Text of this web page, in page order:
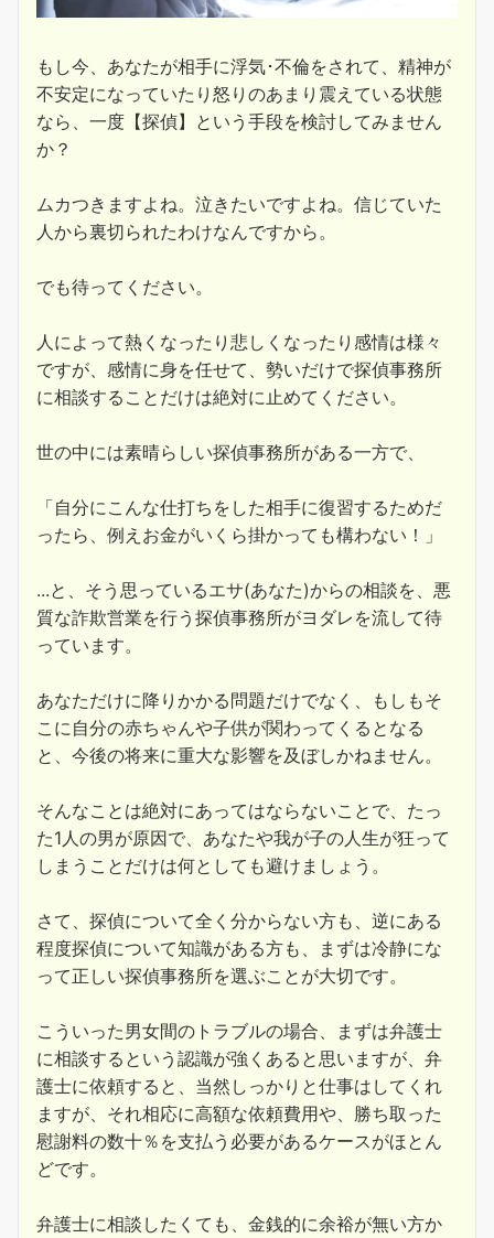
もし今、あなたが相手に浮気･不倫をされて、精神が
不安定になっていたり怒りのあまり震えている状態
なら、一度【探偵】という手段を検討してみません
か？
ムカつきますよね。泣きたいですよね。信じていた
人から裏切られたわけなんですから。
でも待ってください。
人によって熱くなったり悲しくなったり感情は様々
ですが、感情に身を任せて、勢いだけで探偵事務所
に相談することだけは絶対に止めてください。
世の中には素晴らしい探偵事務所がある一方で、
「自分にこんな仕打ちをした相手に復習するためだ
ったら、例えお金がいくら掛かっても構わない！」
...と、そう思っているエサ(あなた)からの相談を、悪
質な詐欺営業を行う探偵事務所がヨダレを流して待
っています。
あなただけに降りかかる問題だけでなく、もしもそ
こに自分の赤ちゃんや子供が関わってくるとなる
と、今後の将来に重大な影響を及ぼしかねません。
そんなことは絶対にあってはならないことで、たっ
た1人の男が原因で、あなたや我が子の人生が狂って
しまうことだけは何としても避けましょう。
さて、探偵について全く分からない方も、逆にある
程度探偵について知識がある方も、まずは冷静にな
って正しい探偵事務所を選ぶことが大切です。
こういった男女間のトラブルの場合、まずは弁護士
に相談するという認識が強くあると思いますが、弁
護士に依頼すると、当然しっかりと仕事はしてくれ
ますが、それ相応に高額な依頼費用や、勝ち取った
慰謝料の数十％を支払う必要があるケースがほとん
どです。
弁護士に相談したくても、金銭的に余裕が無い方か